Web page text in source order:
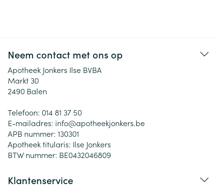
Neem contact met ons op
Apotheek Jonkers Ilse BVBA
Markt 30
2490 Balen
Telefoon: 014 81 37 50
E-mailadres: info@apotheekjonkers.be
APB nummer: 130301
Apotheek titularis: Ilse Jonkers
BTW nummer: BE0432046809
Klantenservice